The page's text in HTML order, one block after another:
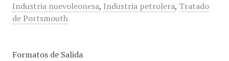
Industria nuevoleonesa, Industria petrolera, Tratado
de Portsmouth
Formatos de Salida